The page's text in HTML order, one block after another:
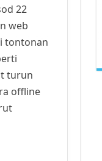
22
web
tontonan
turun
offline